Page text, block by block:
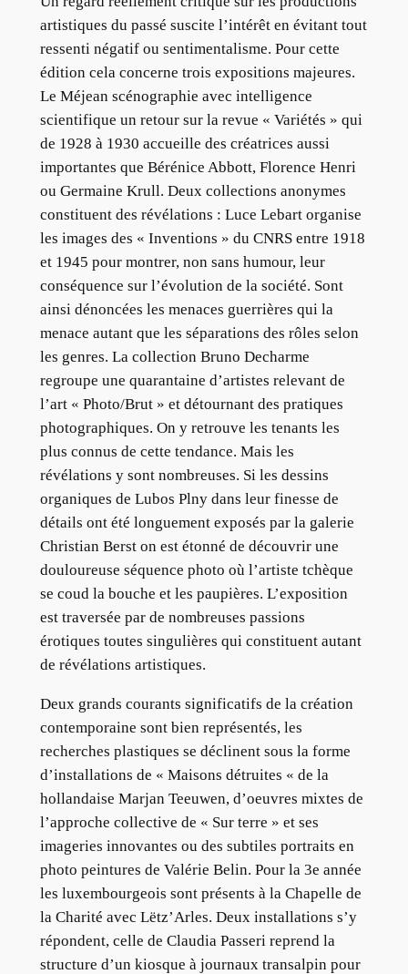
artistiques du passé suscite l’intérêt en évitant tout
ressenti négatif ou sentimentalisme. Pour cette
édition cela concerne trois expositions majeures.
Le Méjean scénographie avec intelligence
scientifique un retour sur la revue « Variétés » qui
de 1928 à 1930 accueille des créatrices aussi
importantes que Bérénice Abbott, Florence Henri
ou Germaine Krull. Deux collections anonymes
constituent des révélations : Luce Lebart organise
les images des « Inventions » du CNRS entre 1918
et 1945 pour montrer, non sans humour, leur
conséquence sur l’évolution de la société. Sont
ainsi dénoncées les menaces guerrières qui la
menace autant que les séparations des rôles selon
les genres. La collection Bruno Decharme
regroupe une quarantaine d’artistes relevant de
l’art « Photo/Brut » et détournant des pratiques
photographiques. On y retrouve les tenants les
plus connus de cette tendance. Mais les
révélations y sont nombreuses. Si les dessins
organiques de Lubos Plny dans leur finesse de
détails ont été longuement exposés par la galerie
Christian Berst on est étonné de découvrir une
douloureuse séquence photo où l’artiste tchèque
se coud la bouche et les paupières. L’exposition
est traversée par de nombreuses passions
érotiques toutes singulières qui constituent autant
de révélations artistiques.
Deux grands courants significatifs de la création
contemporaine sont bien représentés, les
recherches plastiques se déclinent sous la forme
d’installations de « Maisons détruites « de la
hollandaise Marjan Teeuwen, d’oeuvres mixtes de
l’approche collective de « Sur terre » et ses
imageries innovantes ou des subtiles portraits en
photo peintures de Valérie Belin. Pour la 3e année
les luxembourgeois sont présents à la Chapelle de
la Charité avec Lëtz’Arles. Deux installations s’y
répondent, celle de Claudia Passeri reprend la
structure d’un kiosque à journaux transalpin pour